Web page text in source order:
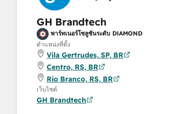
GH Brandtech
พาร์ทเนอร์โซลูชันระดับ DIAMOND
ตำแหน่งที่ตั้ง
Vila Gertrudes, SP, BR
Centro, RS, BR
Rio Branco, RS, BR
เว็บไซต์
GH Brandtech